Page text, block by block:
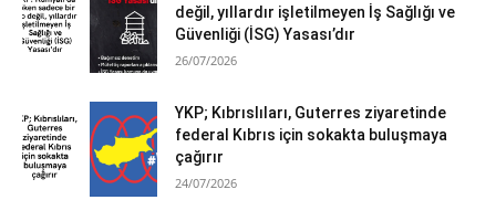
değil, yıllardır işletilmeyen İş Sağlığı ve
Güvenliği (İSG) Yasası’dır
26/07/2026
YKP; Kıbrıslıları, Guterres ziyaretinde
federal Kıbrıs için sokakta buluşmaya
çağırır
24/07/2026